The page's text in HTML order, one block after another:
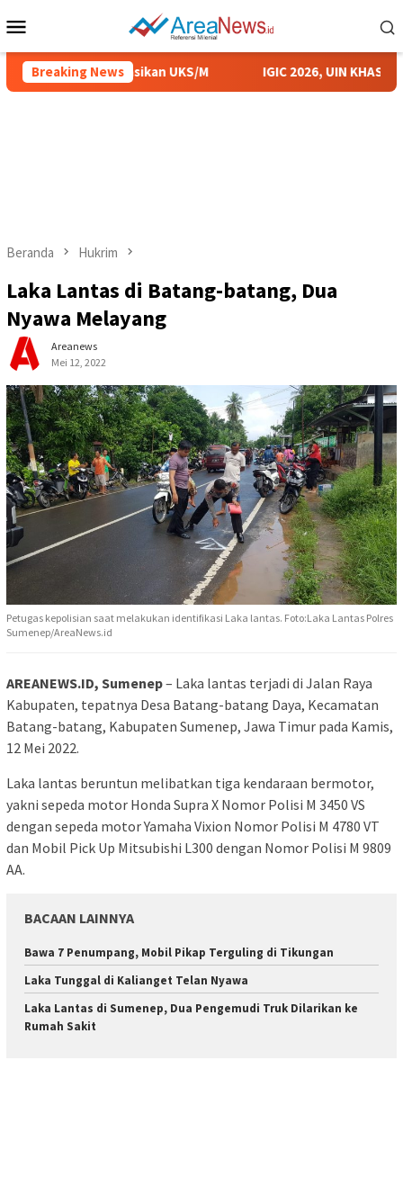
ke
Mobile
Breaking News
Sosialisasikan UKS/M IGIC 2026, UIN KHAS
Beranda Hukrim
Laka Lantas di Batang-batang, Dua
Nyawa Melayang
Areanews
Mei 12, 2022
Petugas kepolisian saat melakukan identifikasi Laka lantas. Foto:Laka Lantas Polres
Sumenep/AreaNews.id
AREANEWS.ID, Sumenep– Laka lantas terjadi di Jalan Raya
Kabupaten, tepatnya Desa Batang-batang Daya, Kecamatan
Batang-batang, Kabupaten Sumenep, Jawa Timur pada Kamis,
12 Mei 2022.
Laka lantas beruntun melibatkan tiga kendaraan bermotor,
yakni sepeda motor Honda Supra X Nomor Polisi M 3450 VS
dengan sepeda motor Yamaha Vixion Nomor Polisi M 4780 VT
dan Mobil Pick Up Mitsubishi L300 dengan Nomor Polisi M 9809
AA.
BACAAN LAINNYA
Bawa 7 Penumpang, Mobil Pikap Terguling di Tikungan
Laka Tunggal di Kalianget Telan Nyawa
Laka Lantas di Sumenep, Dua Pengemudi Truk Dilarikan ke
Rumah Sakit